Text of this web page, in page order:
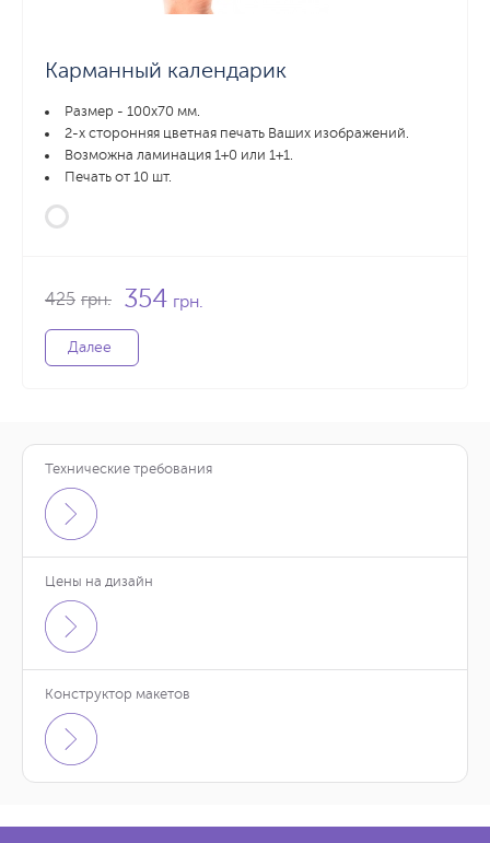
Карманный календарик
Размер - 100х70 мм.
2-х сторонняя цветная печать Ваших изображений.
Возможна ламинация 1+0 или 1+1.
Печать от 10 шт.
425 грн. 354 грн.
Далее
Технические требования
Цены на дизайн
Конструктор макетов